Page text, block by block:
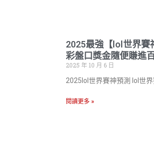
2025最強【lol世界賽
彩盤口獎金隨便賺進
2025 年 10 月 6 日
2025lol世界賽神預測 lol世界
閱讀更多 »